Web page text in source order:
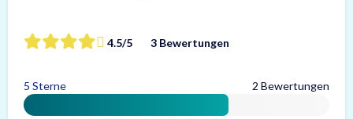
4.5/5 3 Bewertungen
5 Sterne 2 Bewertungen